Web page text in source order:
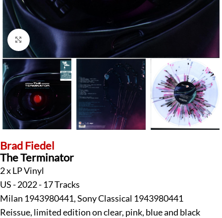
Klick zum Vergrößern
Brad Fiedel
The Terminator
2 x LP Vinyl
US - 2022 - 17 Tracks
Milan 1943980441, Sony Classical 1943980441
Reissue, limited edition on clear, pink, blue and black